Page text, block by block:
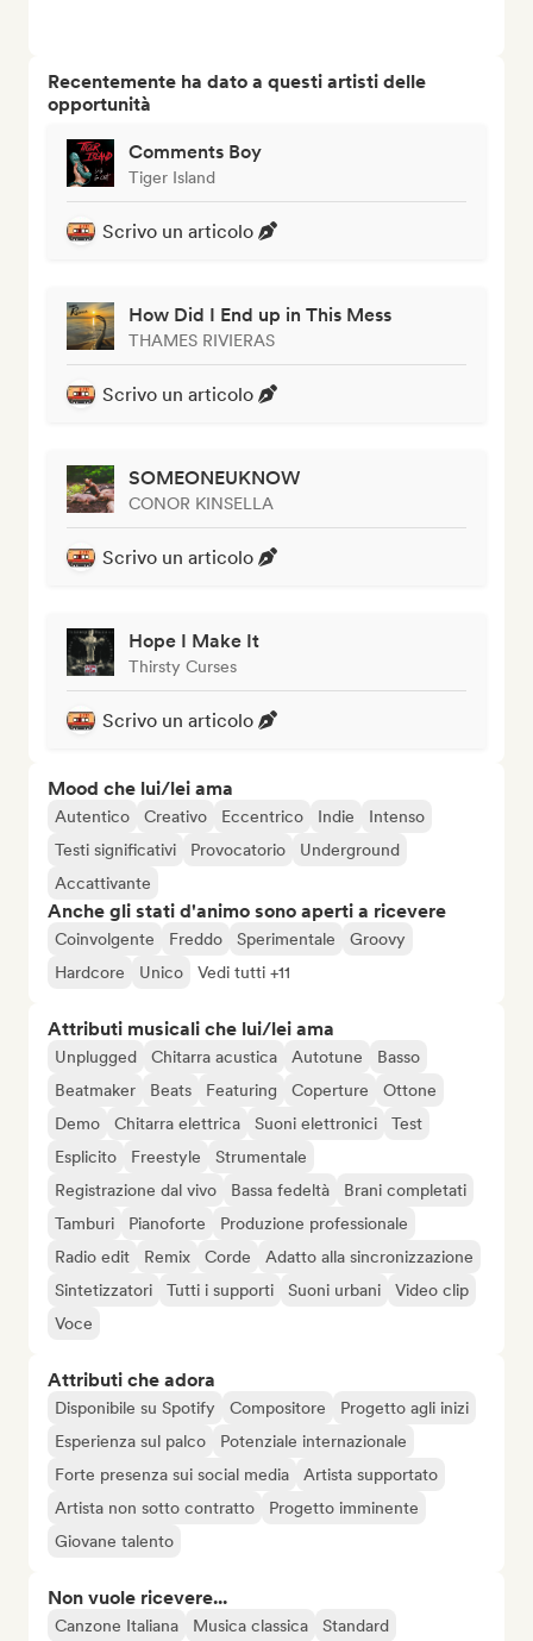
Recentemente ha dato a questi artisti delle
opportunità
Comments Boy
Tiger Island
Scrivo un articolo
How Did I End up in This Mess
THAMES RIVIERAS
Scrivo un articolo
SOMEONEUKNOW
CONOR KINSELLA
Scrivo un articolo
Hope I Make It
Thirsty Curses
Scrivo un articolo
Mood che lui/lei ama
Autentico Creativo Eccentrico Indie
Intenso
Testi significativi
Provocatorio
Underground
Accattivante
Anche gli stati d'animo sono aperti a ricevere
Coinvolgente Freddo Sperimentale
Groovy
Hardcore
Unico Vedi tutti +11
Attributi musicali che lui/lei ama
Unplugged Chitarra acustica Autotune
Basso
Beatmaker
Beats Featuring Coperture
Ottone
Demo
Chitarra elettrica Suoni elettronici
Test
Esplicito
Freestyle
Strumentale
Registrazione dal vivo
Bassa fedeltà
Brani completati
Tamburi
Pianoforte
Produzione professionale
Radio edit
Remix Corde
Adatto alla sincronizzazione
Sintetizzatori
Tutti i supporti Suoni urbani
Video clip
Voce
Attributi che adora
Disponibile su Spotify Compositore
Progetto agli inizi
Esperienza sul palco
Potenziale internazionale
Forte presenza sui social media
Artista supportato
Artista non sotto contratto
Progetto imminente
Giovane talento
Non vuole ricevere...
Canzone Italiana Musica classica Standard